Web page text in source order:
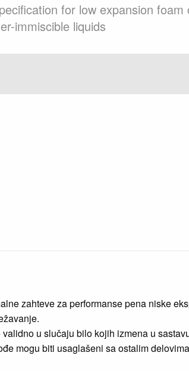
for low expansion
immiscible liquids
zahteve za performanse pena niske
u slučaju bilo kojih izmena u
mogu biti usaglašeni sa ostalim